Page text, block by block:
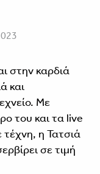
στην καρδιά
και
Με
του και τα live
η Τατσιά
σε τιμή